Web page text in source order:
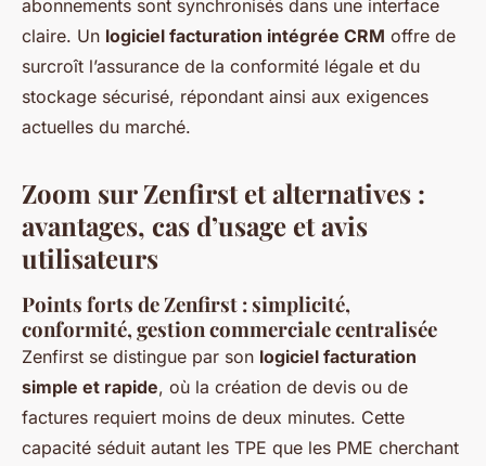
abonnements sont synchronisés dans une interface
claire. Un logiciel facturation intégrée CRM offre de
surcroît l’assurance de la conformité légale et du
stockage sécurisé, répondant ainsi aux exigences
actuelles du marché.
Zoom sur Zenfirst et alternatives :
avantages, cas d’usage et avis
utilisateurs
Points forts de Zenfirst : simplicité,
conformité, gestion commerciale centralisée
Zenfirst se distingue par son logiciel facturation
simple et rapide, où la création de devis ou de
factures requiert moins de deux minutes. Cette
capacité séduit autant les TPE que les PME cherchant